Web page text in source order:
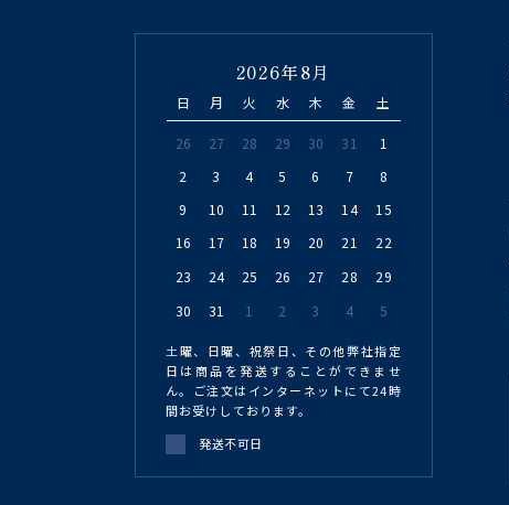
2026年8月
日 月 火 水 木 金 土
26 27 28 29 30 31
1
2
3 4 5 6 7
8
9
10 11 12 13 14
15
16
17 18 19 20 21
22
23
24 25 26 27 28
29
30
31 1 2 3 4 5
土曜、日曜、祝祭日、その他弊社指定
日は商品を発送することができませ
ん。ご注文はインターネットにて24時
間お受けしております。
発送不可日